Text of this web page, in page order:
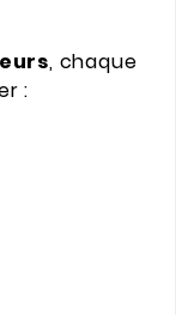
, chaque
: